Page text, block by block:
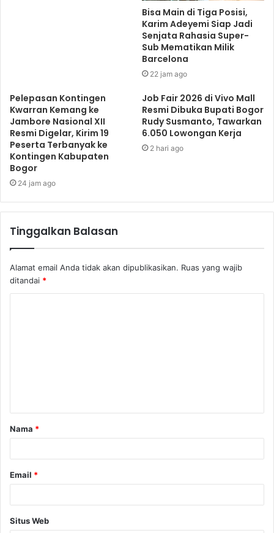
Bisa Main di Tiga Posisi,
Karim Adeyemi Siap Jadi
Senjata Rahasia Super-
Sub Mematikan Milik
Barcelona
22 jam ago
Pelepasan Kontingen
Kwarran Kemang ke
Jambore Nasional XII
Resmi Digelar, Kirim 19
Peserta Terbanyak ke
Kontingen Kabupaten
Bogor
24 jam ago
Job Fair 2026 di Vivo Mall
Resmi Dibuka Bupati Bogor
Rudy Susmanto, Tawarkan
6.050 Lowongan Kerja
2 hari ago
Tinggalkan Balasan
Alamat email Anda tidak akan dipublikasikan. Ruas yang wajib
ditandai *
Nama *
Email *
Situs Web